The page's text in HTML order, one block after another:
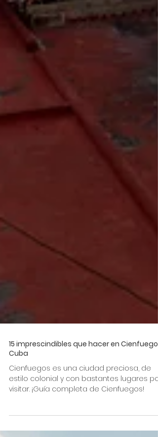
Cuba
Cienfuegos es una ciudad preciosa, de
estilo colonial y con bastantes lugares por